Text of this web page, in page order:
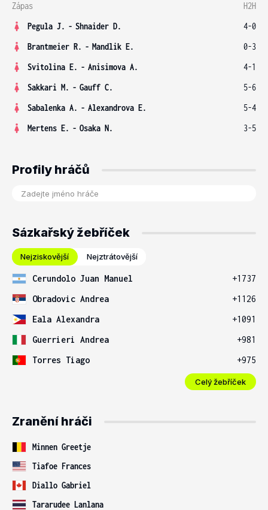
Zápas
H2H
Pegula J. - Shnaider D.
4-0
Brantmeier R. - Mandlik E.
0-3
Svitolina E. - Anisimova A.
4-1
Sakkari M. - Gauff C.
5-6
Sabalenka A. - Alexandrova E.
5-4
Mertens E. - Osaka N. 3-5
Profily hráčů
Sázkařský žebříček
Nejziskovější Nejztrátovější
Cerundolo Juan Manuel
+1737
Obradovic Andrea
+1126
Eala Alexandra
+1091
Guerrieri Andrea
+981
Torres Tiago
+975
Celý žebříček
Zranění hráči
Minnen Greetje
Tiafoe Frances
Diallo Gabriel
Tararudee Lanlana